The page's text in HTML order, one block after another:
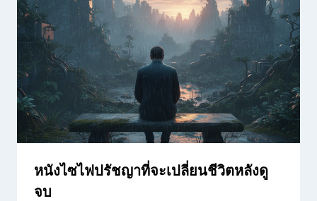
หนังไซไฟปรัชญาที่จะเปลี่ยนชีวิตหลังดู
จบ